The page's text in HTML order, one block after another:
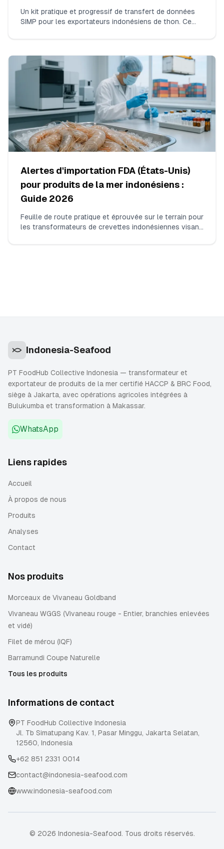
Un kit pratique et progressif de transfert de données
SIMP pour les exportateurs indonésiens de thon. Ce
et de chaîne de possession pour que votre courtier
américain dédouane dans ACE sans retenues.
Alertes d'importation FDA (États-Unis)
pour produits de la mer indonésiens :
Guide 2026
Feuille de route pratique et éprouvée sur le terrain pour
les transformateurs de crevettes indonésiennes visant
Indonesia-Seafood
PT FoodHub Collective Indonesia — transformateur et
exportateur de produits de la mer certifié HACCP & BRC Food,
siège à Jakarta, avec opérations agricoles intégrées à
Bulukumba et transformation à Makassar.
WhatsApp
Liens rapides
Accueil
À propos de nous
Produits
Analyses
Contact
Nos produits
Morceaux de Vivaneau Goldband
Vivaneau WGGS (Vivaneau rouge - Entier, branchies enlevées
et vidé)
Filet de mérou (IQF)
Barramundi Coupe Naturelle
Tous les produits
Informations de contact
PT FoodHub Collective Indonesia
Jl. Tb Simatupang Kav. 1, Pasar Minggu, Jakarta Selatan,
12560, Indonesia
+62 851 2331 0014
contact@indonesia-seafood.com
www.indonesia-seafood.com
© 2026 Indonesia-Seafood. Tous droits réservés.